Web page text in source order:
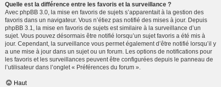
Quelle est la différence entre les favoris et la surveillance ?
Avec phpBB 3.0, la mise en favoris de sujets s’apparentait à la gestion des
favoris dans un navigateur. Vous n’étiez pas notifié des mises à jour. Depuis
phpBB 3.1, la mise en favoris de sujets est similaire à la surveillance d’un
sujet. Vous pouvez désormais être notifié lorsqu’un sujet favoris a été mis à
jour. Cependant, la surveillance vous permet également d’être notifié lorsqu’il y
a une mise à jour dans un sujet ou un forum. Les options de notifications pour
les favoris et les surveillances peuvent être configurées depuis le panneau de
l’utilisateur dans l’onglet « Préférences du forum ».
Haut